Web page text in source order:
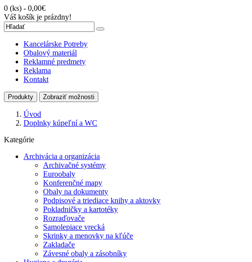
0 (ks) - 0,00€
Váš košík je prázdny!
Kancelárske Potreby
Obalový materiál
Reklamné predmety
Reklama
Kontakt
Produkty Zobraziť možnosti
Úvod
Doplnky kúpeľní a WC
Kategórie
Archivácia a organizácia
Archivačné systémy
Euroobaly
Konferenčné mapy
Obaly na dokumenty
Podpisové a triediace knihy a aktovky
Pokladničky a kartotéky
Rozraďovače
Samolepiace vrecká
Skrinky a menovky na kľúče
Zakladače
Závesné obaly a zásobníky